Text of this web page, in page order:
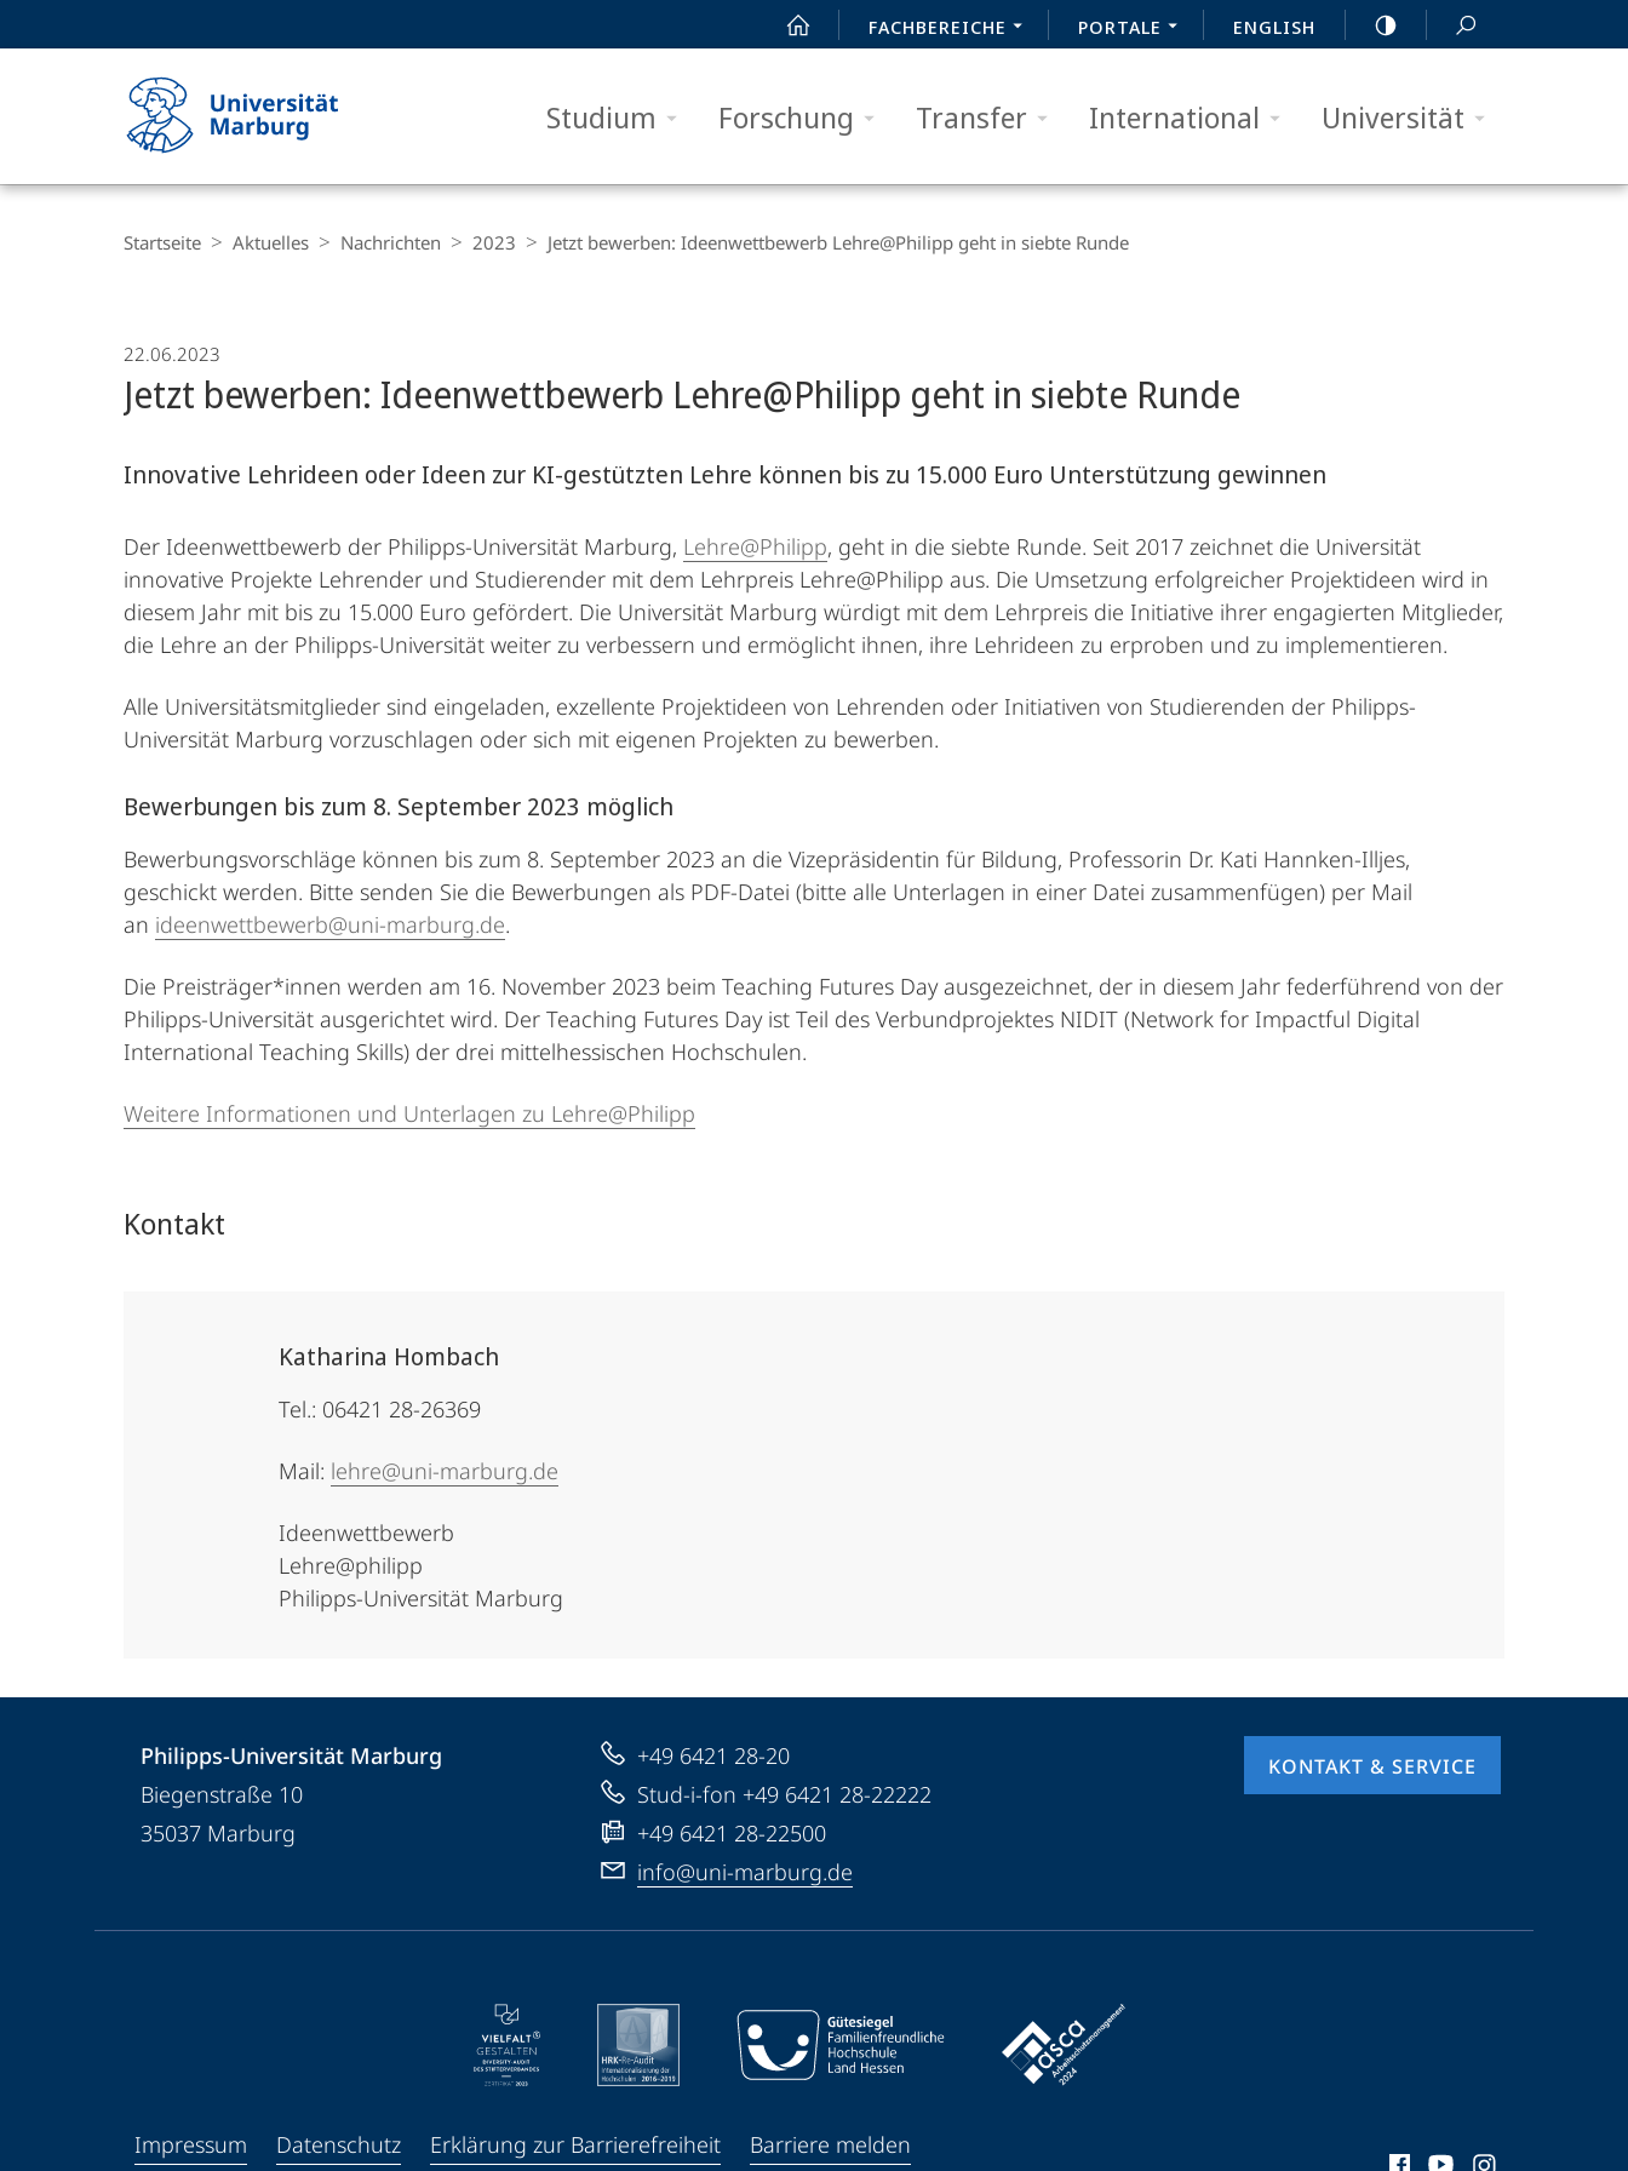
FACHBEREICHE PORTALE ENGLISH
Studium Forschung Transfer International Universität
Philipps-
Marburg
Navigation
Startseite Aktuelles Nachrichten 2023 Jetzt bewerben: Ideenwettbewerb Lehre@Philipp geht in siebte Runde
22.06.2023
Jetzt bewerben: Ideenwettbewerb Lehre@Philipp geht in siebte Runde
Innovative Lehrideen oder Ideen zur KI-gestützten Lehre können bis zu 15.000 Euro Unterstützung gewinnen
Der Ideenwettbewerb der Philipps-Universität Marburg, Lehre@Philipp, geht in die siebte Runde. Seit 2017 zeichnet die Universität
innovative Projekte Lehrender und Studierender mit dem Lehrpreis Lehre@Philipp aus. Die Umsetzung erfolgreicher Projektideen wird in
diesem Jahr mit bis zu 15.000 Euro gefördert. Die Universität Marburg würdigt mit dem Lehrpreis die Initiative ihrer engagierten Mitglieder,
die Lehre an der Philipps-Universität weiter zu verbessern und ermöglicht ihnen, ihre Lehrideen zu erproben und zu implementieren.
Alle Universitätsmitglieder sind eingeladen, exzellente Projektideen von Lehrenden oder Initiativen von Studierenden der Philipps-
Universität Marburg vorzuschlagen oder sich mit eigenen Projekten zu bewerben.
Bewerbungen bis zum 8. September 2023 möglich
Bewerbungsvorschläge können bis zum 8. September 2023 an die Vizepräsidentin für Bildung, Professorin Dr. Kati Hannken-Illjes,
geschickt werden. Bitte senden Sie die Bewerbungen als PDF-Datei (bitte alle Unterlagen in einer Datei zusammenfügen) per Mail
an ideenwettbewerb@uni-marburg.de.
Die Preisträger*innen werden am 16. November 2023 beim Teaching Futures Day ausgezeichnet, der in diesem Jahr federführend von der
Philipps-Universität ausgerichtet wird. Der Teaching Futures Day ist Teil des Verbundprojektes NIDIT (Network for Impactful Digital
International Teaching Skills) der drei mittelhessischen Hochschulen.
Weitere Informationen und Unterlagen zu Lehre@Philipp
Kontakt
Katharina Hombach
Tel.: 06421 28-26369
Mail: lehre@uni-marburg.de
Ideenwettbewerb
Lehre@philipp
Philipps-Universität Marburg
Informationen
Kontaktinformationen
Philipps-
Universität
Marburg
Philipps-Universität Marburg
Biegenstraße 10
35037 Marburg
+49 6421 28-20
Stud-i-fon +49 6421 28-22222
+49 6421 28-22500
info@uni-marburg.de
KONTAKT & SERVICE
Media
Impressum Datenschutz Erklärung zur Barrierefreiheit
Barriere melden